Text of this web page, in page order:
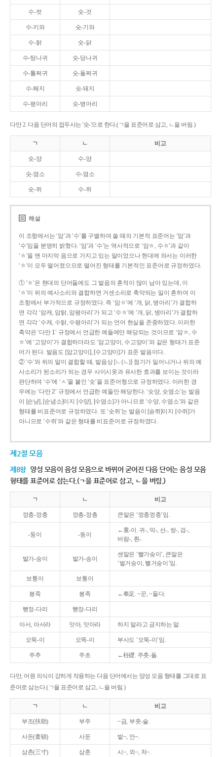
수-컷 숫-것
수-키와 숫-기와
수-탉 숫-닭
수-탕나귀 숫-당나귀
수-톨쩌귀 숫-돌쩌귀
수-퇘지 숫-돼지
수-평아리 숫-병아리
다만 2. 다음 단어의 접두사는 '숫-'으로 한다.(ㄱ을 표준어로 삼고, ㄴ을 버림.)
ㄱ ㄴ 비고
숫-양 수-양
숫-염소 수-염소
숫-쥐 수-쥐
해설
이 조항에서는 ‘암’과 ‘수’를 구별하여 쓸 때의 기본적 표준어는 ‘암’과
‘수’임을 분명히 밝혔다. ‘암’과 ‘수’는 역사적으로 ‘암ㅎ, 수ㅎ’과 같이
‘ㅎ’을 맨 마지막 음으로 가지고 있는 말이었으나 현대에 와서는 이러한
‘ㅎ’이 모두 떨어졌으므로 떨어진 형태를 기본적인 표준어로 규정하였다.
① ‘ㅎ’은 현대의 단어들에도 그 발음의 흔적이 많이 남아 있는데, 이
‘ㅎ’이 뒤의 예사소리와 결합하면 거센소리로 축약되는 일이 흔하여 이
조항에서 부가적으로 규정하였다. 즉 ‘암ㅎ’에 ‘개, 닭, 병아리’가 결합하
면 각각 ‘암캐, 암탉, 암평아리’가 되고 ‘수ㅎ’에 ‘개, 닭, 병아리’가 결합하
면 각각 ‘수캐, 수탉, 수평아리’가 되는 언어 현실을 존중하였다. 이러한
축약은 ‘다만 1’ 규정에서 언급한 예들에만 해당되는 것이므로 ‘암ㅎ, 수
ㅎ’에 ‘고양이’가 결합하더라도 ‘암고양이, 수고양이’와 같은 형태가 표준
어가 된다. 발음도 [암고양이], [수고양이]가 표준 발음이다.
② ‘수’와 뒤의 말이 결합할 때, 발음상 [ㄴ(ㄴ)] 첨가가 일어나거나 뒤의 예
사소리가 된소리가 되는 경우 사이시옷과 유사한 효과를 보이는 것이라
판단하여 ‘수’에 ‘ㅅ’을 붙인 ‘숫’을 표준어형으로 규정하였다. 이러한 경
우에는 ‘다만 2’ 규정에서 언급한 예들만 해당한다. ‘숫양, 숫염소’는 발음
이 [순냥], [순념소]이지 [수양], [수염소]가 아니므로 ‘수양, 수염소’와 같은
형태를 비표준어로 규정하였다. 또 ‘숫쥐’는 발음이 [숟쮜]이지 [수쥐]가
아니므로 ‘수쥐’와 같은 형태를 비표준어로 규정하였다.
제2절 모음
제8항 양성 모음이 음성 모음으로 바뀌어 굳어진 다음 단어는 음성 모음
형태를 표준어로 삼는다.(ㄱ을 표준어로 삼고, ㄴ을 버림.)
ㄱ ㄴ 비고
깡충-깡충 깡총-깡총 큰말은 ‘껑충껑충’임.
-둥이 -동이
←童-이. 귀-, 막-, 선-, 쌍-, 검-,
바람-, 흰-.
발가-숭이 발가-송이
센말은 ‘빨가숭이’, 큰말은
‘벌거숭이, 뻘거숭이’임.
보퉁이 보통이
봉죽 봉족 ←奉足. ~꾼, ~들다.
뻗정-다리 뻗장-다리
아서, 아서라 앗아, 앗아라 하지 말라고 금지하는 말.
오뚝-이 오똑-이 부사도 ‘오뚝-이’임.
주추 주초 ←柱礎. 주춧-돌.
다만, 어원 의식이 강하게 작용하는 다음 단어에서는 양성 모음 형태를 그대로 표
준어로 삼는다.(ㄱ을 표준어로 삼고, ㄴ을 버림.)
ㄱ ㄴ 비고
부조(扶助) 부주 ~금, 부좃-술.
사돈(査頓) 사둔 밭~, 안~.
삼촌(三寸) 삼춘 시~, 외~, 처~.